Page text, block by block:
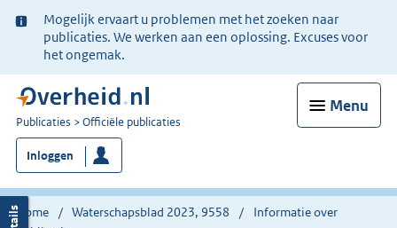
Ter
informatie:
Mogelijk ervaart u problemen met het zoeken naar
publicaties. We werken aan een oplossing. Excuses voor
het ongemak.
Menu
U
bent
nu
hier:
Publicaties Officiële publicaties
Inloggen
Home Waterschapsblad 2023, 9558
Informatie over